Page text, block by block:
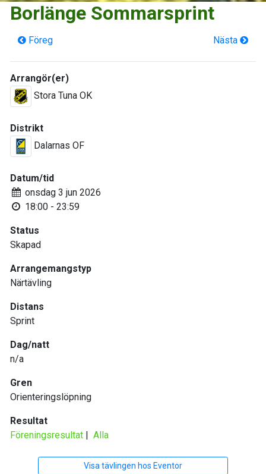
Borlänge Sommarsprint
Föreg Nästa
Arrangör(er)
Stora Tuna OK
Distrikt
Dalarnas OF
Datum/tid
onsdag 3 jun 2026
18:00 - 23:59
Status
Skapad
Arrangemangstyp
Närtävling
Distans
Sprint
Dag/natt
n/a
Gren
Orienteringslöpning
Resultat
Föreningsresultat | Alla
Visa tävlingen hos Eventor